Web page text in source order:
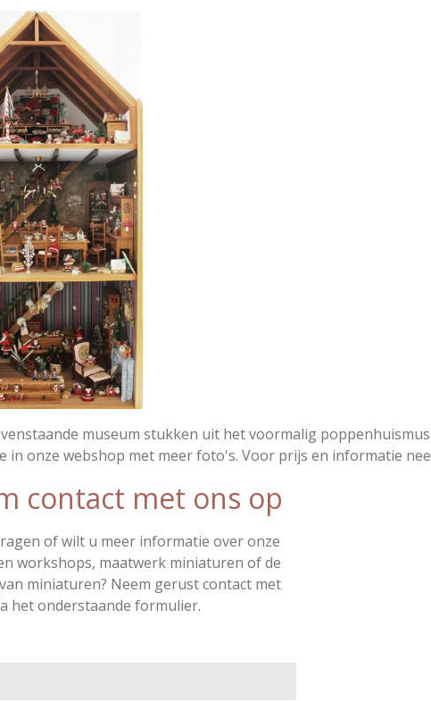
museum stukken uit het voormalig
in onze webshop met meer foto's. Voor prijs en informatie
contact met ons op
of wilt u meer informatie over onze
workshops, maatwerk miniaturen of de
miniaturen? Neem gerust contact met
het onderstaande formulier.